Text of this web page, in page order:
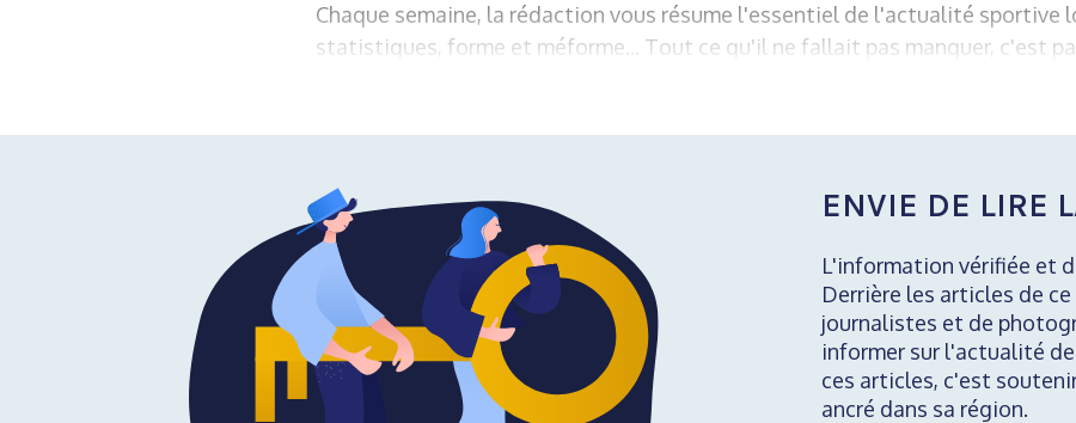
Chaque semaine, la rédaction vous résume l'essentiel de l'actualité sportive
statistiques, forme et méforme... Tout ce qu'il ne fallait pas manquer, c'est
ENVIE DE LIRE
L'information vérifiée et
Derrière les articles de
journalistes et de
informer sur l'actualité
ces articles, c'est
ancré dans sa région.